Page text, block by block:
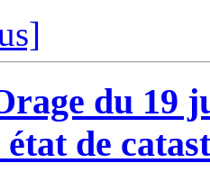
du 19
état de